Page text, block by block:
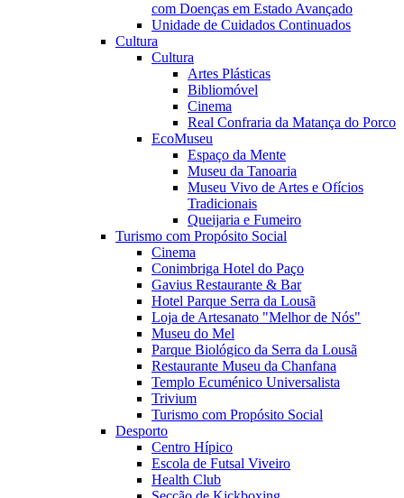
com Doenças em Estado Avançado
Unidade de Cuidados Continuados
Cultura
Cultura
Artes Plásticas
Bibliomóvel
Cinema
Real Confraria da Matança do Porco
EcoMuseu
Espaço da Mente
Museu da Tanoaria
Museu Vivo de Artes e Ofícios
Tradicionais
Queijaria e Fumeiro
Turismo com Propósito Social
Cinema
Conimbriga Hotel do Paço
Gavius Restaurante & Bar
Hotel Parque Serra da Lousã
Loja de Artesanato "Melhor de Nós"
Museu do Mel
Parque Biológico da Serra da Lousã
Restaurante Museu da Chanfana
Templo Ecuménico Universalista
Trivium
Turismo com Propósito Social
Desporto
Centro Hípico
Escola de Futsal Viveiro
Health Club